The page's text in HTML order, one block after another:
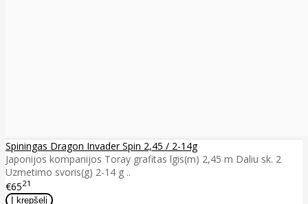
Spiningas Dragon Invader Spin 2,45 / 2-14g
Japonijos kompanijos Toray grafitas lgis(m) 2,45 m Daliu sk. 2
Uzmetimo svoris(g) 2-14 g ..
€6521